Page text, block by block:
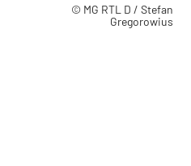
© MG RTL D / Stefan
Gregorowius